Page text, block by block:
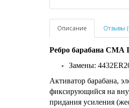
Описание Отзывы
Ребро барабана СМА
Замены:
Активатор барабана,
фиксирующийся на
придания усиления